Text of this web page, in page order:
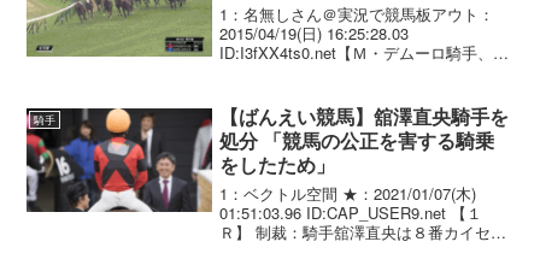
1：名無しさん＠実況で競馬板アウト：
2015/04/19(日) 16:25:28.03
ID:I3fXX4ts0.net【Ｍ・デムーロ騎手、４
イ 競馬 (@g...
騎手
【ばんえい競馬】舘澤直央騎手を
処分 「競馬の公正を害する騎乗
をしたため」
1：ベクトル空間 ★：2021/01/07(木)
01:51:03.96 ID:CAP_USER9.net 【１
Ｒ】 制裁：騎手舘澤直央は８番カイセピ